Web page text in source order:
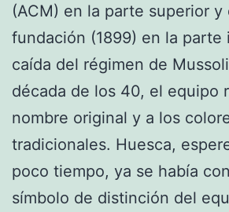
(ACM) en la parte superior y
fundación (1899) en la parte
caída del régimen de
década de los 40, el equipo
nombre original y a los
tradicionales. Huesca,
poco tiempo, ya se había
símbolo de distinción del